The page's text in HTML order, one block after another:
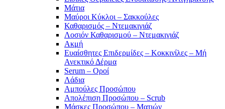
Μάτια
Μαύροι Κύκλοι – Σακκούλες
Καθαρισμός – Ντεμακιγιάζ
Λοσιόν Καθαρισμού – Ντεμακιγιάζ
Ακμή
Ευαίσθητες Επιδερμίδες – Κοκκινίλες – Μή
Ανεκτικό Δέρμα
Serum – Οροί
Λάδια
Αμπούλες Προσώπου
Απολέπιση Προσώπου – Scrub
Μάσκες Προσώπου – Ματιών